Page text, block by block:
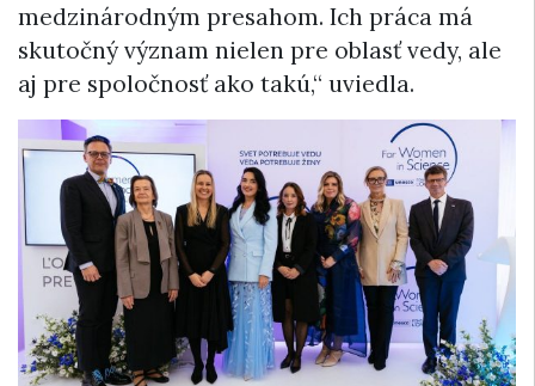
medzinárodným presahom. Ich práca má
skutočný význam nielen pre oblasť vedy, ale
aj pre spoločnosť ako takú,“ uviedla.